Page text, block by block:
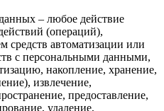
– любое действие
(операций),
средств автоматизации или
с персональными данными,
накопление, хранение,
извлечение,
предоставление,
удаление,